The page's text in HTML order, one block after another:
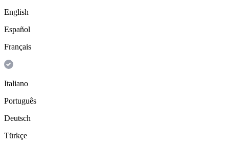
English
Español
Français
Italiano
Português
Deutsch
Türkçe